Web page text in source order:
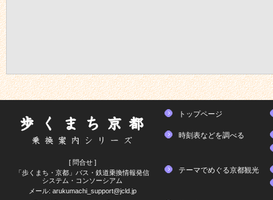
[ 問合せ ]
「歩くまち・京都」バス・鉄道乗換情報発信
システム・コンソーシアム
メール: arukumachi_support@jcld.jp
トップページ
時刻表などを調べる
テーマでめぐる京都観光